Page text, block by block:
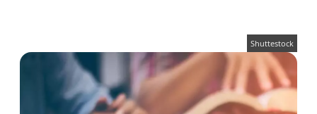
Shuttestock